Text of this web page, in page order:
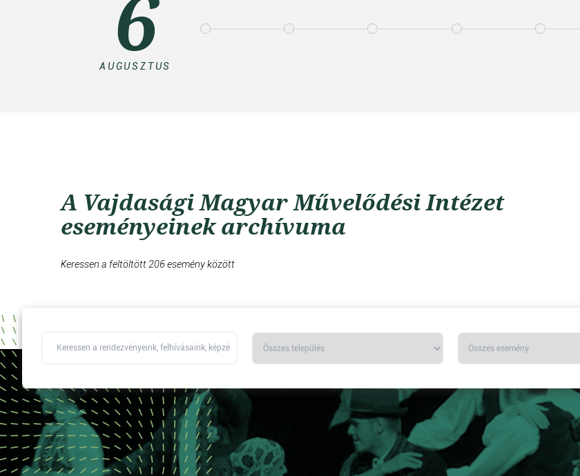
AUGUSZTUS
A Vajdasági Magyar Művelődési Intézet
eseményeinek archívuma
Keressen a feltöltött 206 esemény között